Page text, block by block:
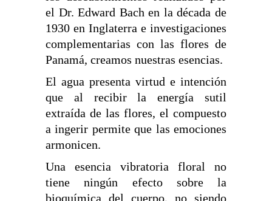
el Dr. Edward Bach en la década de
1930 en Inglaterra e investigaciones
complementarias con las flores de
Panamá, creamos nuestras esencias.
El agua presenta virtud e intención
que al recibir la energía sutil
extraída de las flores, el compuesto
a ingerir permite que las emociones
armonicen.
Una esencia vibratoria floral no
tiene ningún efecto sobre la
bioquímica del cuerpo, no siendo